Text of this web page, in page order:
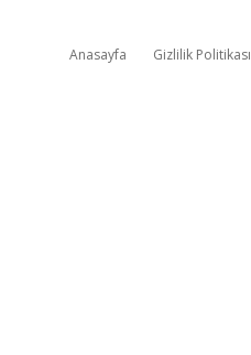
Anasayfa Gizlilik Politikası